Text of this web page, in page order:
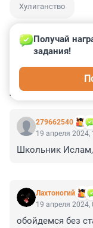
Хулиганство
279662540
Получай
задания!
19 апреля 2024,
Школьник
Лахтоногий
19 апреля 2024,
обойдемся без